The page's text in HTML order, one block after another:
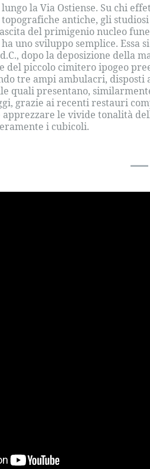
la Via Ostiense. Su chi
antiche, gli
del primigenio nucleo
uno sviluppo semplice. Essa
dopo la deposizione della
del piccolo cimitero ipogeo
tre ampi ambulacri, disposti
quali presentano,
grazie ai recenti restauri
le vivide tonalità
i cubicoli.